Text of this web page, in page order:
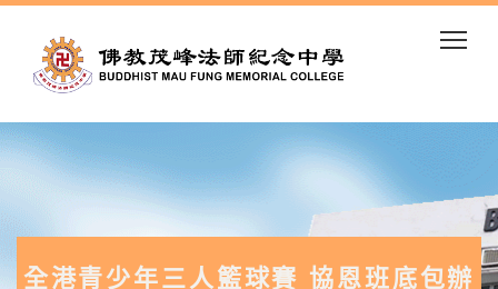
全港青少年三人籃球賽 協恩班底包辦